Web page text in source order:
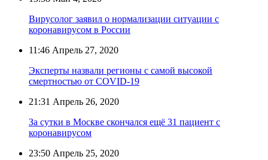
Вирусолог заявил о нормализации ситуации с
коронавирусом в России
11:46 Апрель 27, 2020
Эксперты назвали регионы с самой высокой
смертностью от COVID-19
21:31 Апрель 26, 2020
За сутки в Москве скончался ещё 31 пациент с
коронавирусом
23:50 Апрель 25, 2020